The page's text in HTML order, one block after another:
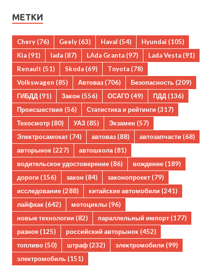
МЕТКИ
Chery (76) Geely (63) Haval (54) Hyundai (105)
Kia (91) lada (87) LAda Granta (97) Lada Vesta (91)
Renault (51) Skoda (69) Toyota (78)
Volkswagen (85) Автоваз (706) Безопасность (209)
ГИБДД (91) Закон (556) ОСАГО (49) ПДД (136)
Происшествия (56) Статистика и рейтинги (317)
Техосмотр (80) УАЗ (85) Экзамен (57)
Электросамокат (74) автоваз (88) автозапчасти (68)
авторынок (227) автошкола(81)
водительское удостоверение (86) вождение (189)
дороги (156) закон (84) законопроект (79)
исследование (288) китайские автомобили (241)
лайфхак (642) мотоциклы (96)
новые технологии (82) параллельный импорт (177)
разное (125) российский авторынок (452)
топливо (50) штраф (232) электромобили (99)
электромобиль (151)